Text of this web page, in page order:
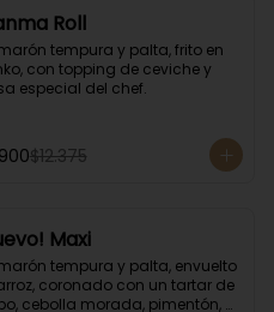
Roll
tempura y palta, frito en
con topping de ceviche y
especial del chef.
$12.375
Maxi
tempura y palta, envuelto
coronado con un tartar de
cebolla morada, pimentón,